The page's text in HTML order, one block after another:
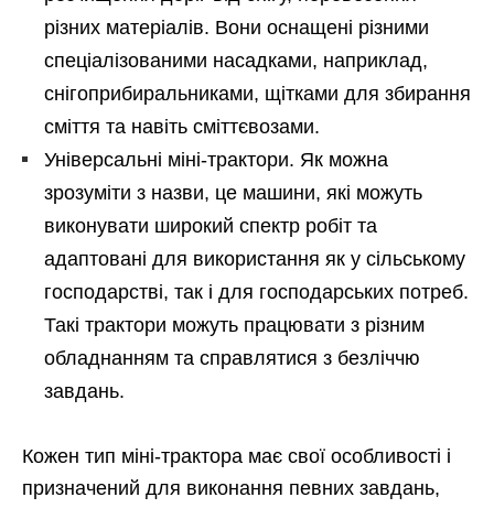
різних матеріалів. Вони оснащені різними
спеціалізованими насадками, наприклад,
снігоприбиральниками, щітками для збирання
сміття та навіть сміттєвозами.
Універсальні міні-трактори. Як можна
зрозуміти з назви, це машини, які можуть
виконувати широкий спектр робіт та
адаптовані для використання як у сільському
господарстві, так і для господарських потреб.
Такі трактори можуть працювати з різним
обладнанням та справлятися з безліччю
завдань.
Кожен тип міні-трактора має свої особливості і
призначений для виконання певних завдань,